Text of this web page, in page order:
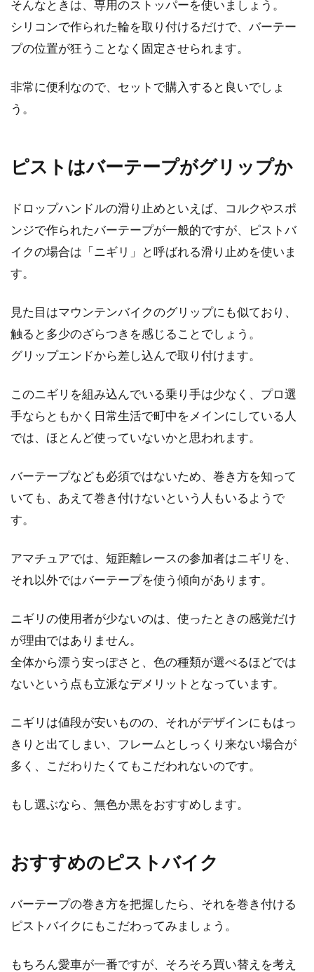
そんなときは、専用のストッパーを使いましょう。
シリコンで作られた輪を取り付けるだけで、バーテー
プの位置が狂うことなく固定させられます。
非常に便利なので、セットで購入すると良いでしょ
う。
ピストはバーテープがグリップか
ドロップハンドルの滑り止めといえば、コルクやスポ
ンジで作られたバーテープが一般的ですが、ピストバ
イクの場合は「ニギリ」と呼ばれる滑り止めを使いま
す。
見た目はマウンテンバイクのグリップにも似ており、
触ると多少のざらつきを感じることでしょう。
グリップエンドから差し込んで取り付けます。
このニギリを組み込んでいる乗り手は少なく、プロ選
手ならともかく日常生活で町中をメインにしている人
では、ほとんど使っていないかと思われます。
バーテープなども必須ではないため、巻き方を知って
いても、あえて巻き付けないという人もいるようで
す。
アマチュアでは、短距離レースの参加者はニギリを、
それ以外ではバーテープを使う傾向があります。
ニギリの使用者が少ないのは、使ったときの感覚だけ
が理由ではありません。
全体から漂う安っぽさと、色の種類が選べるほどでは
ないという点も立派なデメリットとなっています。
ニギリは値段が安いものの、それがデザインにもはっ
きりと出てしまい、フレームとしっくり来ない場合が
多く、こだわりたくてもこだわれないのです。
もし選ぶなら、無色か黒をおすすめします。
おすすめのピストバイク
バーテープの巻き方を把握したら、それを巻き付ける
ピストバイクにもこだわってみましょう。
もちろん愛車が一番ですが、そろそろ買い替えを考え